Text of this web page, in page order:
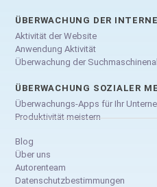
ÜBERWACHUNG DER
Aktivität der Website
Anwendung Aktivität
Überwachung der
ÜBERWACHUNG SOZIALER
Überwachungs-Apps für Ihr
Produktivität meistern
Blog
Über uns
Autorenteam
Datenschutzbestimmungen